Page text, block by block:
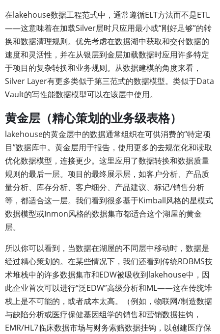
在lakehouse数据工程范式中，通常遵循ELT方法而不是ETL
——这意味着在加载Silver层时只应用最小或“刚好足够”的转
换和数据清理规则。优先考虑在数据湖中获取和交付数据的
速度和灵活性，并在从银层到金层加载数据时应用许多特定
于项目的复杂转换和业务规则。从数据建模的角度来看，
Silver Layer有更多类似于第三范式的数据模型。类似于Data
Vault的写性能数据模型可以在该层中使用。
黄金层（精心策划的业务级表格）
lakehouse的黄金层中的数据通常组织在可供消费的“特定项
目”数据库中。黄金层用于报告，使用更多的去规范化和读取
优化数据模型，连接更少。这里应用了数据转换和数据质量
规则的最后一层。项目的最终展示层，如客户分析、产品质
量分析、库存分析、客户细分、产品建议、标记/销售分析
等，都适合这一层。我们看到很多基于Kimball风格的星模式
数据模型或Inmon风格的数据集市都适合这个湖屋的黄金
层。
所以你可以看到，当数据在湖屋的不同层中移动时，数据是
经过精心策划的。在某些情况下，我们还看到传统RDBMS技
术堆栈中的许多数据集市和EDW被吸收到lakehouse中，因
此企业首次可以进行“泛EDW”高级分析和ML——这在传统堆
栈上是不可能的，或者成本太高。（例如，物联网/制造数据
与缺陷分析或医疗保健基因组学的销售和营销数据挂钩，
EMR/HL7临床数据市场与财务索赔数据挂钩，以创建医疗保